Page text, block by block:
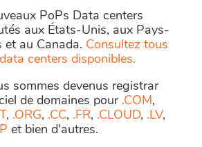
PoPs Data centers
aux États-Unis, aux Pays-
et au Canada. Consultez tous
centers disponibles.
sommes devenus registrar
de domaines pour .COM,
, .ORG, .CC, .FR, .CLOUD, .LV,
et bien d'autres.